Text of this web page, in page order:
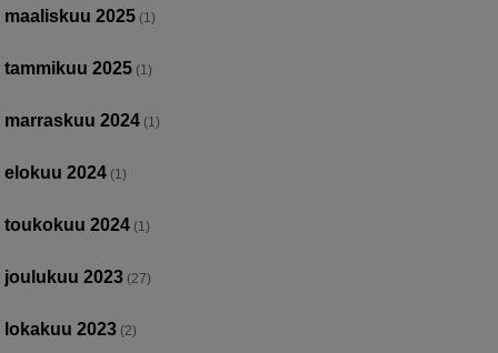
maaliskuu 2025 (1)
tammikuu 2025 (1)
marraskuu 2024 (1)
elokuu 2024 (1)
toukokuu 2024 (1)
joulukuu 2023 (27)
lokakuu 2023 (2)